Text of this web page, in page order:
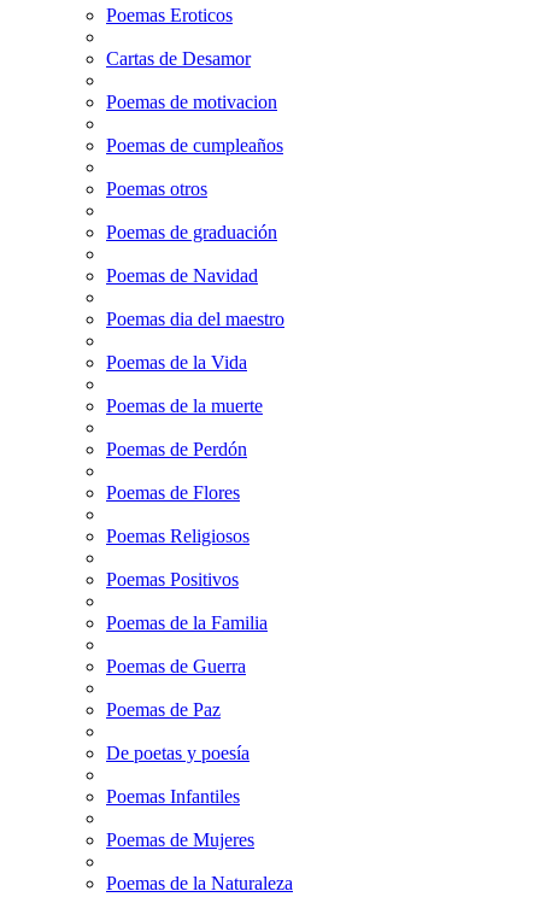
Poemas Eroticos
Cartas de Desamor
Poemas de motivacion
Poemas de cumpleaños
Poemas otros
Poemas de graduación
Poemas de Navidad
Poemas dia del maestro
Poemas de la Vida
Poemas de la muerte
Poemas de Perdón
Poemas de Flores
Poemas Religiosos
Poemas Positivos
Poemas de la Familia
Poemas de Guerra
Poemas de Paz
De poetas y poesía
Poemas Infantiles
Poemas de Mujeres
Poemas de la Naturaleza